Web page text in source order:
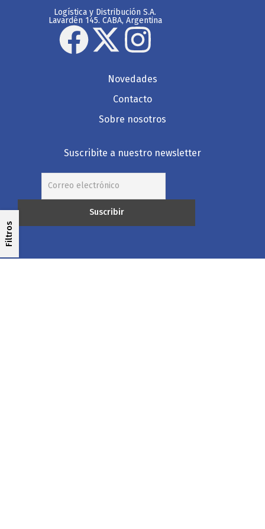
Filtros
Logística y Distribución S.A.
Lavardén 145. CABA, Argentina
Novedades
Contacto
Sobre nosotros
Suscribite a nuestro newsletter